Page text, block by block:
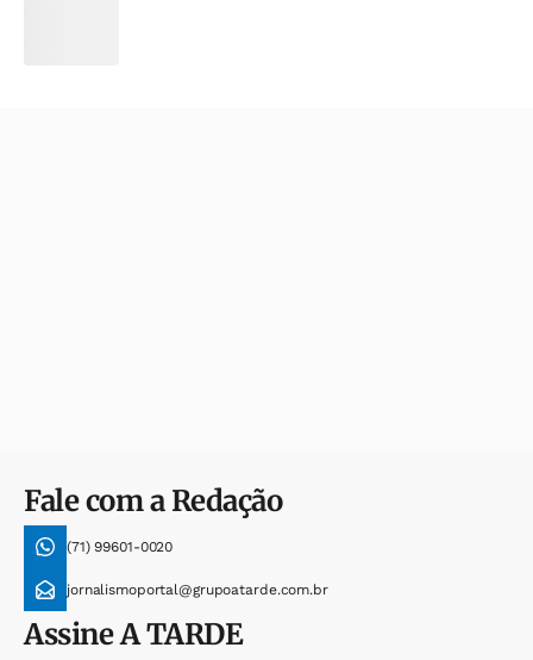
Fale com a Redação
(71) 99601-0020
jornalismoportal@grupoatarde.com.br
AssineA TARDE